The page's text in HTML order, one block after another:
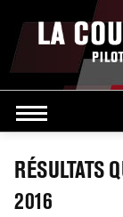
RÉSULTATS
2016